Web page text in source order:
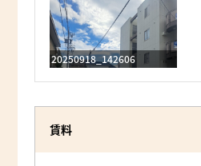
20250918_142606
賃料